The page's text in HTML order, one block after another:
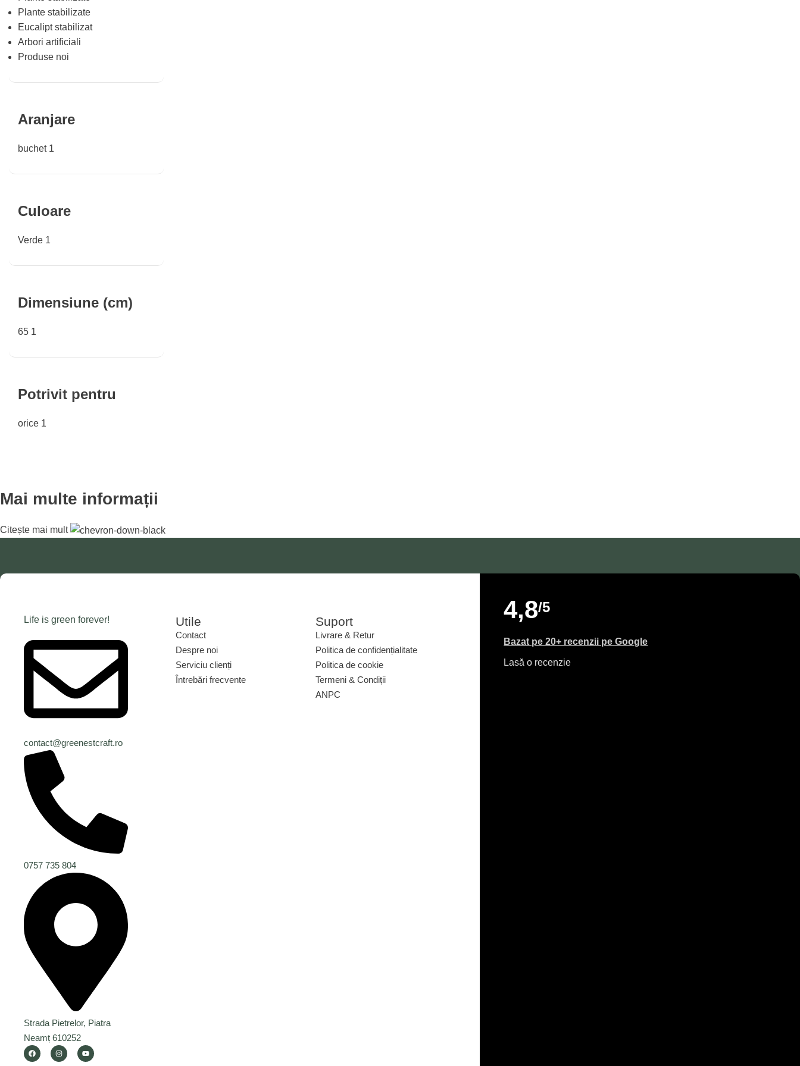
Plante stabilizate
Eucalipt stabilizat
Arbori artificiali
Produse noi
Aranjare
buchet 1
Culoare
Verde 1
Dimensiune (cm)
65 1
Potrivit pentru
orice 1
Mai multe informații
Citește mai mult
Life is green forever!
contact@greenestcraft.ro
0757 735 804
Strada Pietrelor, Piatra
Neamț 610252
Utile
Contact
Despre noi
Serviciu clienți
Întrebări frecvente
Suport
Livrare & Retur
Politica de confidențialitate
Politica de cookie
Termeni & Condiții
ANPC
4,8/5
Bazat pe 20+ recenzii pe Google
Lasă o recenzie